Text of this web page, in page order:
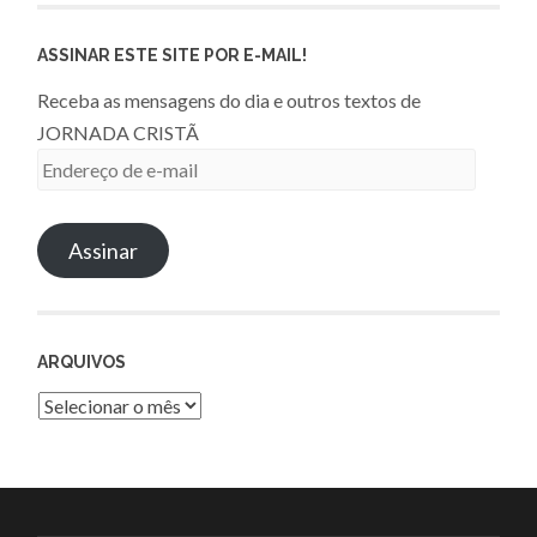
ASSINAR ESTE SITE POR E-MAIL!
Receba as mensagens do dia e outros textos de
JORNADA CRISTÃ
Endereço
e-
mailAssinar
ARQUIVOS
Arquivos